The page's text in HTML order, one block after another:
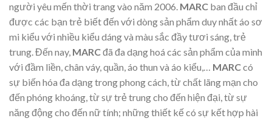
người yêu mến thời trang vào năm 2006. MARC ban đầu chỉ
được các bạn trẻ biết đến với dòng sản phẩm duy nhất áo sơ
mi kiểu với nhiều kiểu dáng và màu sắc đầy tươi sáng, trẻ
trung. Đến nay, MARCđã đa dạng hoá các sản phẩm của mình
với đầm liền, chân váy, quần, áo thun và áo kiểu,… MARCcó
sự biến hóa đa dạng trong phong cách, từ chất lãng mạn cho
đến phóng khoáng, từ sự trẻ trung cho đến hiện đại, từ sự
năng động cho đến nữ tính; những thiết kế có sự kết hợp hài